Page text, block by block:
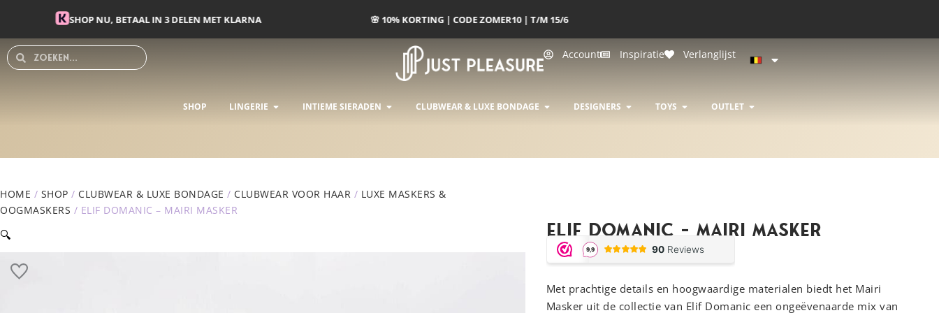
de
inhoud
SHOP NU, BETAAL IN 3 DELEN MET KLARNA 🌸 10% KORTING | CODE ZOMER10 | T/M 15/6
Search
Search Account Inspiratie Verlanglijst
SHOP LINGERIE OPEN LINGERIE
INTIEME SIERADEN OPEN INTIEME SIERADEN
CLUBWEAR & LUXE BONDAGE OPEN CLUBWEAR & LUXE BONDAGE
DESIGNERS OPEN DESIGNERS
TOYS OPEN TOYS
OUTLET OPEN OUTLET
HOME / SHOP / CLUBWEAR & LUXE BONDAGE / CLUBWEAR VOOR HAAR / LUXE MASKERS &
OOGMASKERS / ELIF DOMANIC – MAIRI MASKER
🔍 Elif Domanic – Mairi Masker
Met prachtige details en hoogwaardige materialen biedt het Mairi
Masker uit de collectie van Elif Domanic een ongeëvenaarde mix van